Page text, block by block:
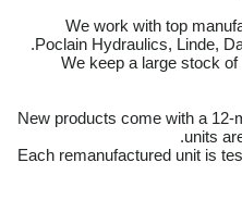
We work with top
Poclain Hydraulics, Linde,
We keep a large stock
New products come with a
units
Each remanufactured unit is